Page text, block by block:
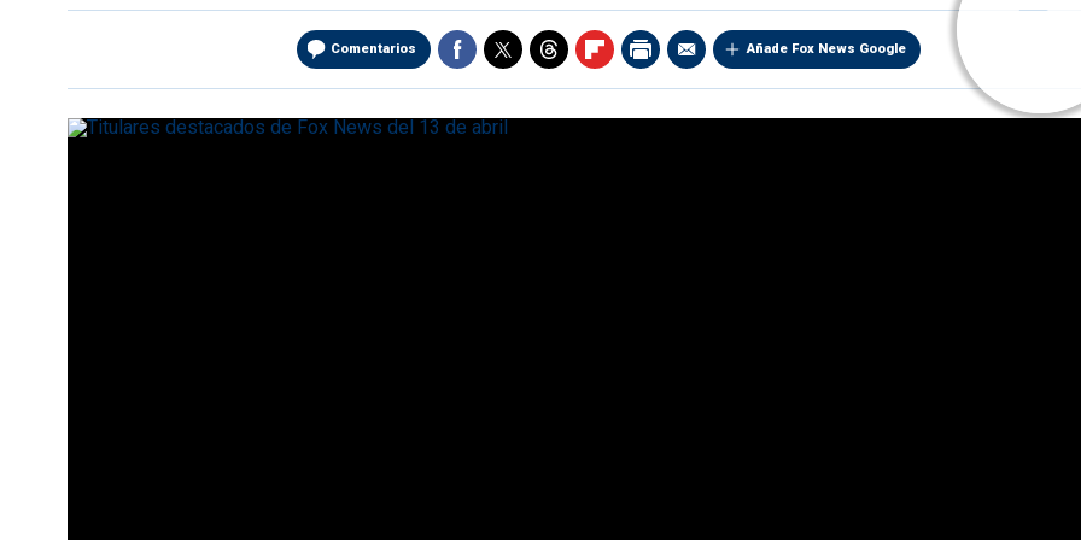
Comentarios Añade Fox News Google